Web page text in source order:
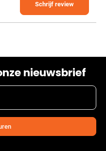
Schrijf review
nieuwsbrief